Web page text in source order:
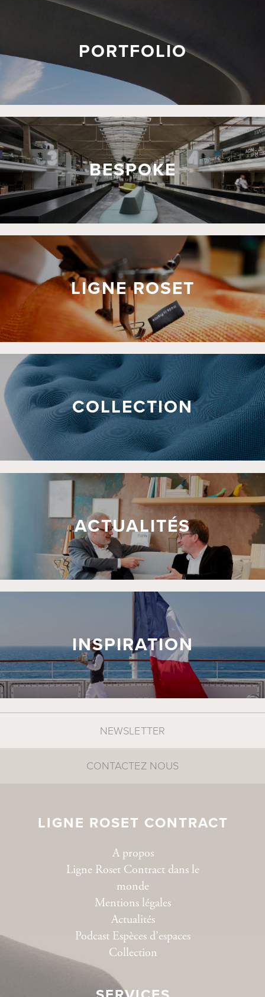
PORTFOLIO
BESPOKE
LIGNE ROSET
COLLECTION
ACTUALITÉS
INSPIRATION
LIGNE ROSET CONTRACT
A propos
Ligne Roset Contract dans le
monde
Mentions légales
Actualités
Podcast Espèces d’espaces
Collection
NEWSLETTER
CONTACTEZ NOUS